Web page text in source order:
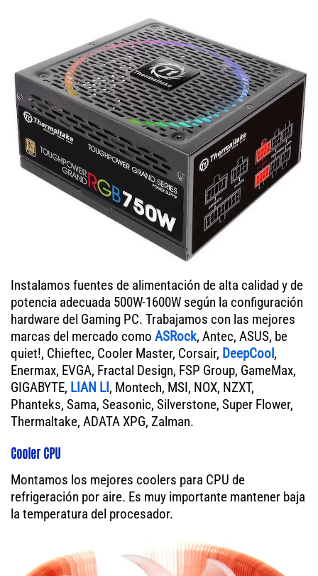
Instalamos fuentes de alimentación de alta calidad y de
potencia adecuada 500W-1600W según la configuración
hardware del Gaming PC. Trabajamos con las mejores
marcas del mercado como ASRock, Antec, ASUS, be
quiet!, Chieftec, Cooler Master, Corsair, DeepCool,
Enermax, EVGA, Fractal Design, FSP Group, GameMax,
GIGABYTE, LIAN LI, Montech, MSI, NOX, NZXT,
Phanteks, Sama, Seasonic, Silverstone, Super Flower,
Thermaltake, ADATA XPG, Zalman.
Cooler CPU
Montamos los mejores coolers para CPU de
refrigeración por aire. Es muy importante mantener baja
la temperatura del procesador.